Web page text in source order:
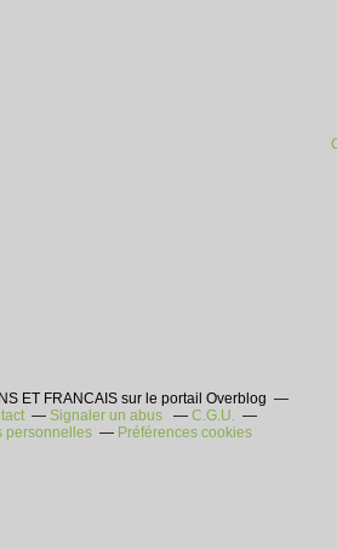
ET FRANCAIS sur le portail Overblog
Signaler un abus
C.G.U.
personnelles
Préférences cookies